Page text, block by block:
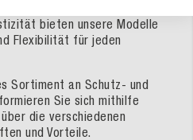
bieten unsere Modelle
Flexibilität für jeden
Sortiment an Schutz- und
Sie sich mithilfe
die verschiedenen
und Vorteile.